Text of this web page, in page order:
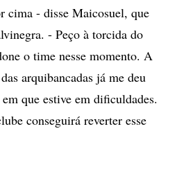
cima - disse Maicosuel, que
- Peço à torcida do
o time nesse momento. A
arquibancadas já me deu
que estive em dificuldades.
conseguirá reverter esse